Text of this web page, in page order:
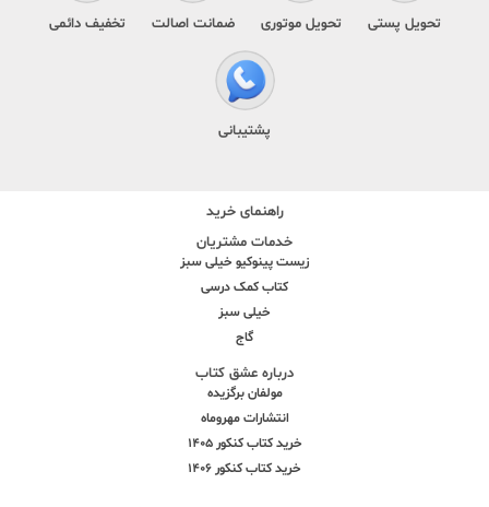
تحویل پستی تحویل موتوری ضمانت اصالت تخفیف دائمی
پشتیبانی
راهنمای خرید
خدمات مشتریان
زیست پینوکیو خیلی سبز
کتاب کمک درسی
خیلی سبز
گاج
درباره عشق کتاب
مولفان برگزیده
انتشارات مهروماه
خرید کتاب کنکور 1405
خرید کتاب کنکور 1406